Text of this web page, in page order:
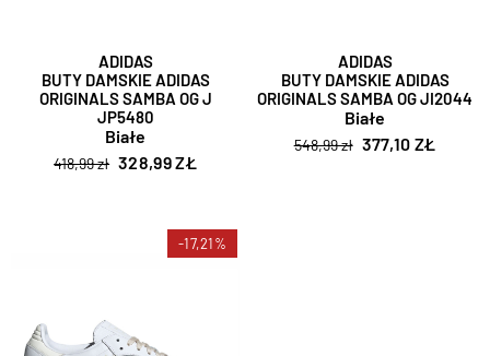
ADIDAS
BUTY DAMSKIE ADIDAS
ORIGINALS SAMBA OG J
JP5480
Białe
418,99 zł 328,99 ZŁ
ADIDAS
BUTY DAMSKIE ADIDAS
ORIGINALS SAMBA OG JI2044
Białe
548,99 zł 377,10 ZŁ
-17,21%